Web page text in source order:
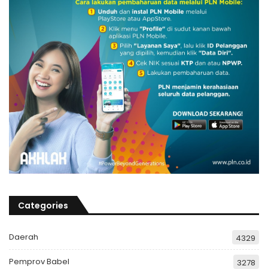
Categories
Daerah 4329
Pemprov Babel 3278